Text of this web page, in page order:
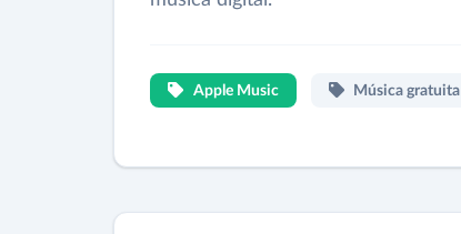
Apple Music Música gratuita